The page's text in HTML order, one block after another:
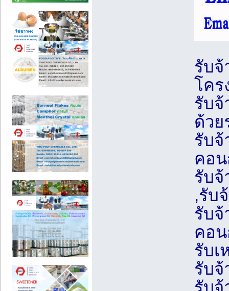
รับจ้
โคร
รับ
ด้วย
รับ
คอ
รับจ้
,รับ
รับจ้
คอ
รับเ
รับจ้